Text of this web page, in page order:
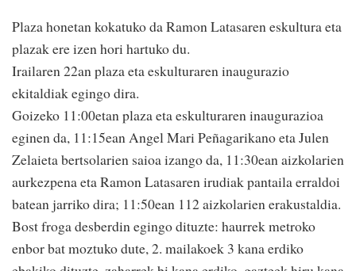
Plaza honetan kokatuko da Ramon Latasaren eskultura eta
plazak ere izen hori hartuko du.
Irailaren 22an plaza eta eskulturaren inaugurazio
ekitaldiak egingo dira.
Goizeko 11:00etan plaza eta eskulturaren inaugurazioa
eginen da, 11:15ean Angel Mari Peñagarikano eta Julen
Zelaieta bertsolarien saioa izango da, 11:30ean aizkolarien
aurkezpena eta Ramon Latasaren irudiak pantaila erraldoi
batean jarriko dira; 11:50ean 112 aizkolarien erakustaldia.
Bost froga desberdin egingo dituzte: haurrek metroko
enbor bat moztuko dute, 2. mailakoek 3 kana erdiko